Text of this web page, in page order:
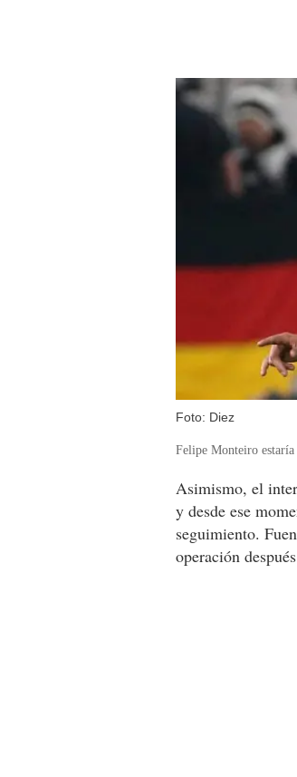
Foto: Diez
Felipe Monteiro estaría
Asimismo, el
y desde ese
seguimiento.
operación